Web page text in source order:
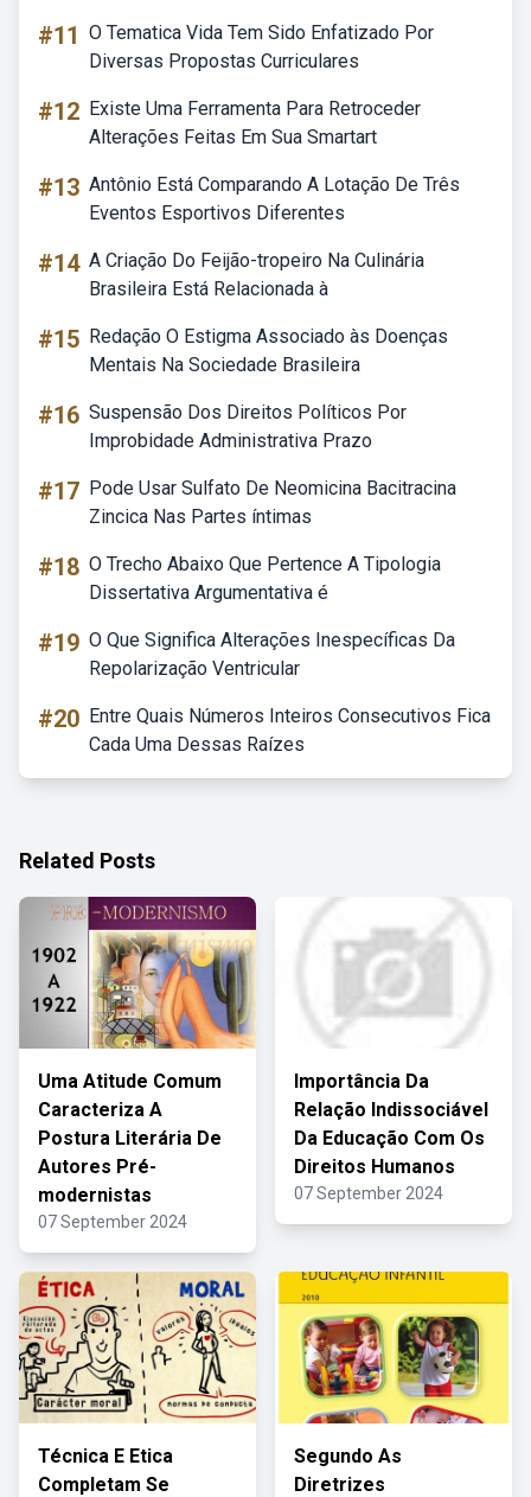
#11 O Tematica Vida Tem Sido Enfatizado Por
Diversas Propostas Curriculares
#12 Existe Uma Ferramenta Para Retroceder
Alterações Feitas Em Sua Smartart
#13 Antônio Está Comparando A Lotação De Três
Eventos Esportivos Diferentes
#14 A Criação Do Feijão-tropeiro Na Culinária
Brasileira Está Relacionada à
#15 Redação O Estigma Associado às Doenças
Mentais Na Sociedade Brasileira
#16 Suspensão Dos Direitos Políticos Por
Improbidade Administrativa Prazo
#17 Pode Usar Sulfato De Neomicina Bacitracina
Zincica Nas Partes íntimas
#18 O Trecho Abaixo Que Pertence A Tipologia
Dissertativa Argumentativa é
#19 O Que Significa Alterações Inespecíficas Da
Repolarização Ventricular
#20 Entre Quais Números Inteiros Consecutivos Fica
Cada Uma Dessas Raízes
Related Posts
Uma Atitude Comum
Caracteriza A
Postura Literária De
Autores Pré-
modernistas
07 September 2024
Importância Da
Relação Indissociável
Da Educação Com Os
Direitos Humanos
07 September 2024
Técnica E Etica
Completam Se
Segundo As
Diretrizes